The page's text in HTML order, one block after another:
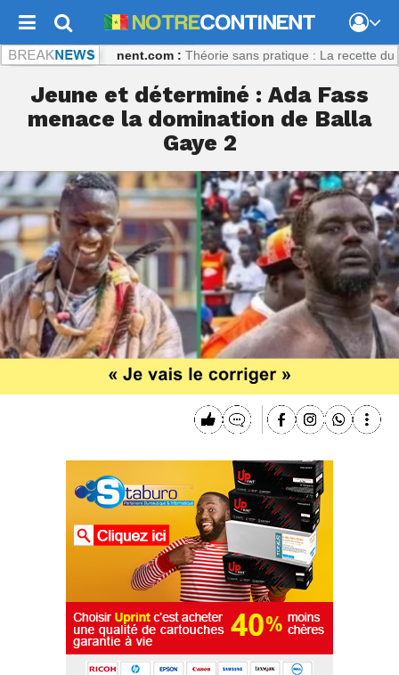
Notrecontinent.com : Théorie sans pratique : La recette du
Jeune et déterminé : Ada Fass
menace la domination de Balla
Gaye 2